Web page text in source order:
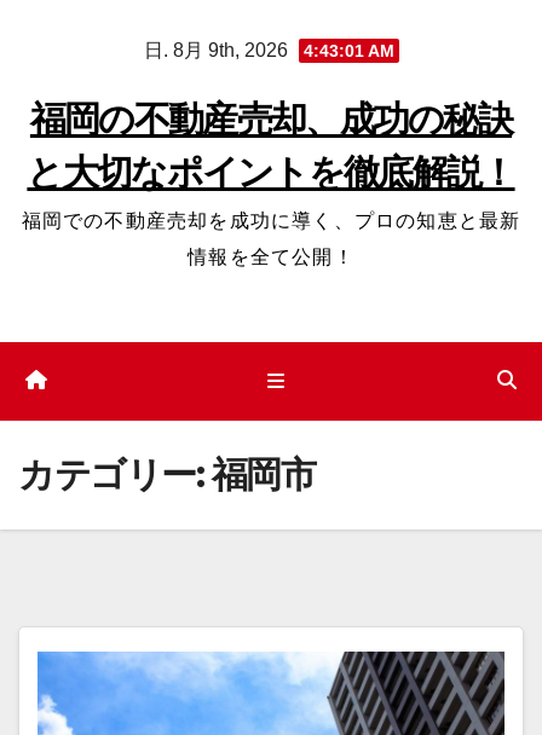
プ
日. 8月 9th, 2026 4:43:02 AM
福岡の不動産売却、成功の秘訣
と大切なポイントを徹底解説！
福岡での不動産売却を成功に導く、プロの知恵と最新
情報を全て公開！
カテゴリー:福岡市